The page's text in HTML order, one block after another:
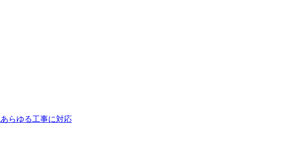
あらゆる工事に対応